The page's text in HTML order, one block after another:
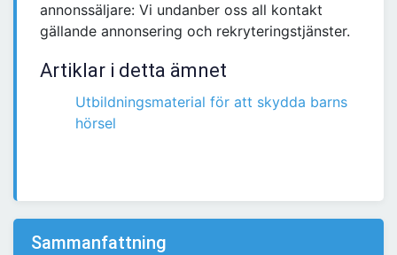
annonssäljare: Vi undanber oss all kontakt
gällande annonsering och rekryteringstjänster.
Artiklar i detta ämnet
Utbildningsmaterial för att skydda barns
hörsel
Sammanfattning